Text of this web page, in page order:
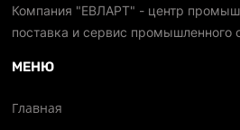
Компания "ЕВЛАРТ" - центр
поставка и сервис промышленного
МЕНЮ
Главная